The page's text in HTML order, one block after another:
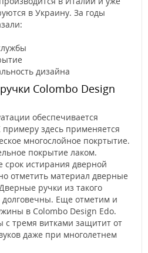
в Украину. За годы
дизайна
Colombo Design
обеспечивается
здесь применяется
многослойное покртытие.
покрытие лаком.
срок истирания дверной
отметить материал дверные
ручки из такого
долговечны. Еще отметим и
в Colombo Design Edo.
тремя витками защитит от
даже при многолетнем